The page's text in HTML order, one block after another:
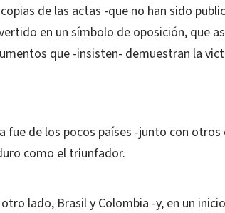
de las actas -que no han sido
en un símbolo de oposición, que
que -insisten- demuestran la
fue de los pocos países -junto con
como el triunfador.
lado, Brasil y Colombia -y, en un